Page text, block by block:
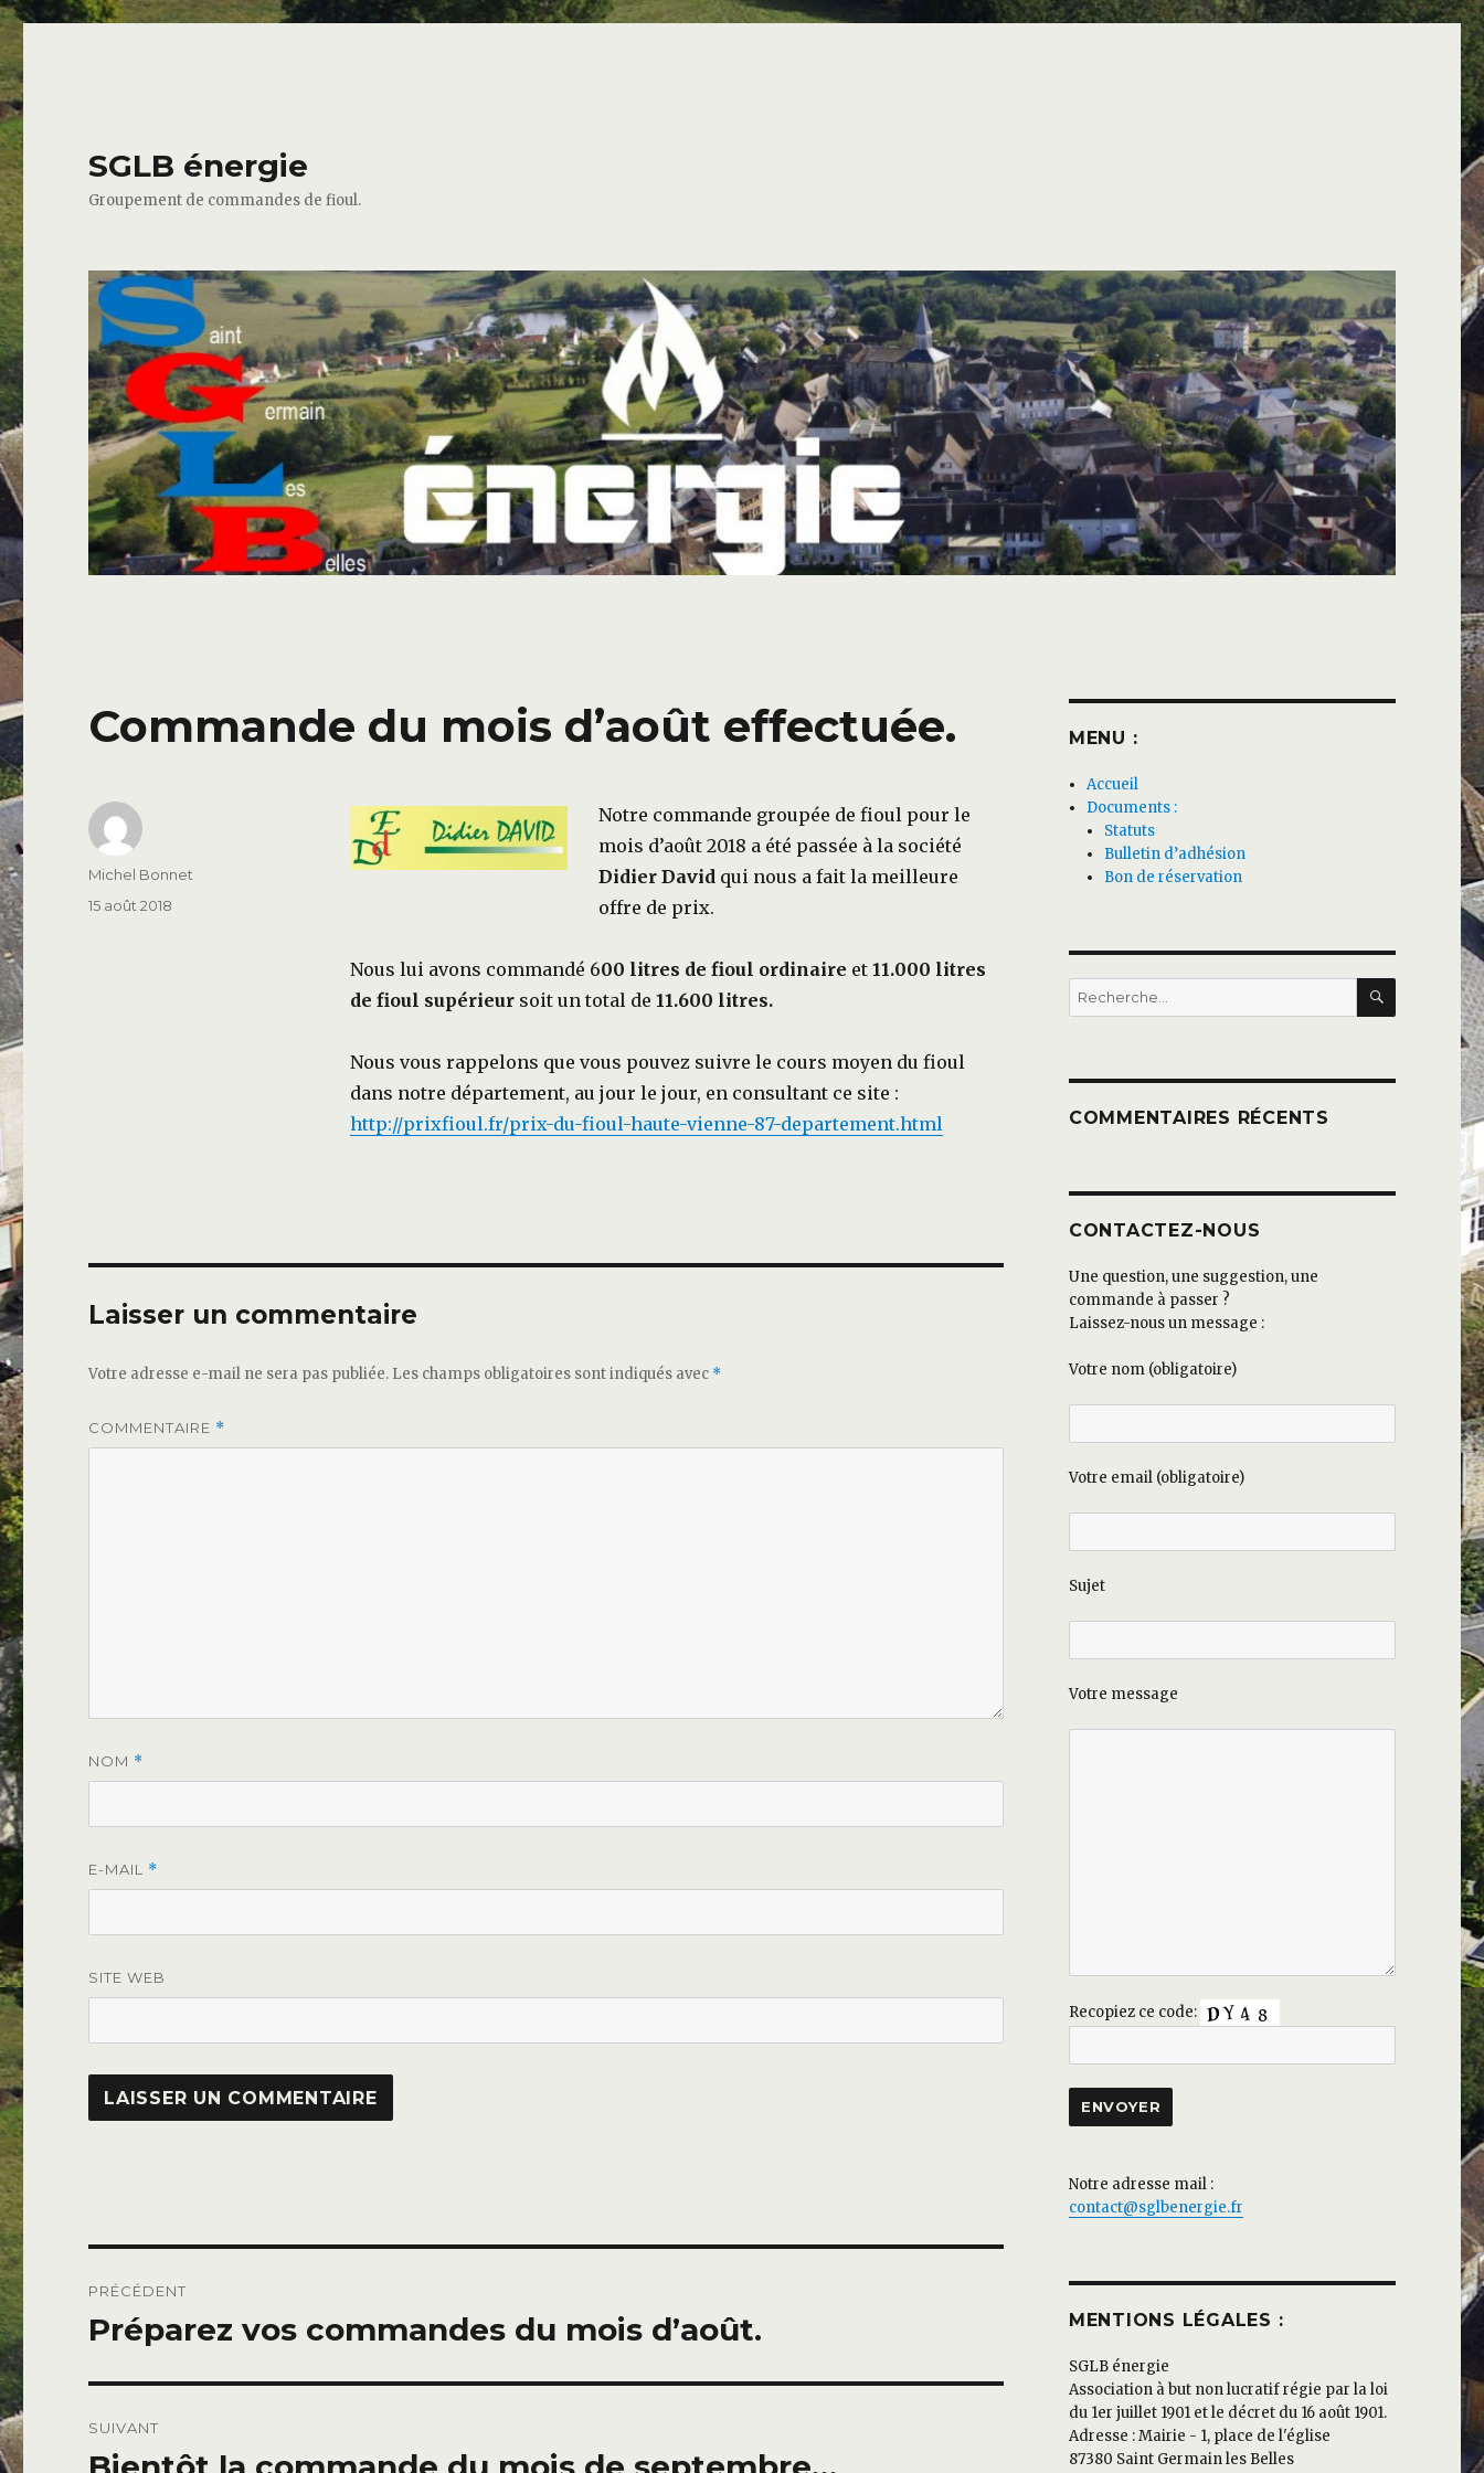
SGLB énergie
Groupement de commandes de fioul.
Commande du mois d’août effectuée.
Notre commande groupée de fioul pour le
mois d’août 2018 a été passée à la société
Didier Davidqui nous a fait la meilleure
offre de prix.
Nous lui avons commandé 600 litres de fioul ordinaire et 11.000 litres
de fioul supérieur soit un total de 11.600 litres.
Nous vous rappelons que vous pouvez suivre le cours moyen du fioul
dans notre département, au jour le jour, en consultant ce site :
http://prixfioul.fr/prix-du-fioul-haute-vienne-87-departement.html
Auteur
Michel Bonnet
Publié
15 août 2018
Laisser un commentaire
Votre adresse e-mail ne sera pas publiée. Les champs obligatoires sont indiqués avec *
COMMENTAIRE *
NOM *
E-MAIL *
SITE WEB
de
PRÉCÉDENT
Publication
Préparez vos commandes du mois d’août.
SUIVANT
Publication
MENU :
Accueil
Documents :
Statuts
Bulletin d’adhésion
Bon de réservation
Recherche
pour :
COMMENTAIRES RÉCENTS
CONTACTEZ-NOUS
Une question, une suggestion, une
commande à passer ?
Laissez-nous un message :
Votre nom (obligatoire)
Votre email (obligatoire)
Sujet
Votre message
Recopiez ce code:
Notre adresse mail :
contact@sglbenergie.fr
MENTIONS LÉGALES :
SGLB énergie
Association à but non lucratif régie par la loi
du 1er juillet 1901 et le décret du 16 août 1901.
Adresse : Mairie - 1, place de l'église
87380 Saint Germain les Belles